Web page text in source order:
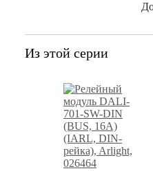
Из этой серии